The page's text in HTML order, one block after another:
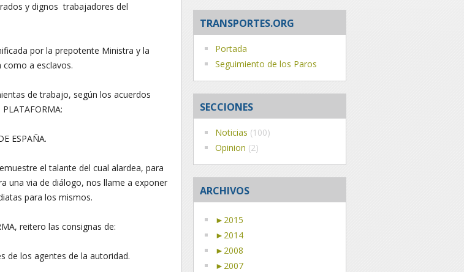
TRANSPORTES.ORG
Portada
Seguimiento de los Paros
SECCIONES
Noticias (100)
Opinion (2)
ARCHIVOS
► 2015
► 2014
► 2008
► 2007
y dignos trabajadores del
por la prepotente Ministra y la
a esclavos.
de trabajo, según los acuerdos
ESPAÑA.
el talante del cual alardea, para
una via de diálogo, nos llame a exponer
para los mismos.
reitero las consignas de:
de los agentes de la autoridad.